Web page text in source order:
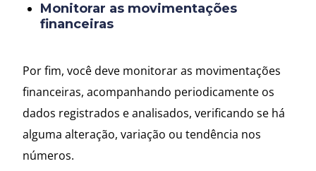
Monitorar as movimentações
financeiras
Por fim, você deve monitorar as movimentações
financeiras, acompanhando periodicamente os
dados registrados e analisados, verificando se há
alguma alteração, variação ou tendência nos
números.